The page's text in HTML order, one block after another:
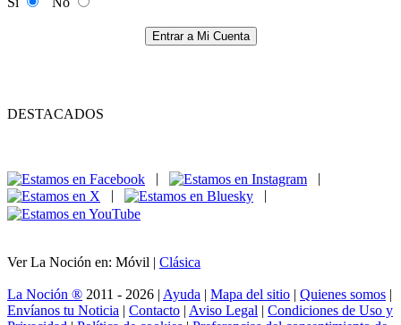
Entrar a Mi Cuenta
DESTACADOS
|
|
|
|
Ver La Noción en: Móvil | Clásica
La Noción ® 2011 - 2026 | Ayuda | Mapa del sitio | Quienes somos |
Envíanos tu Noticia | Contacto | Aviso Legal | Condiciones de Uso y